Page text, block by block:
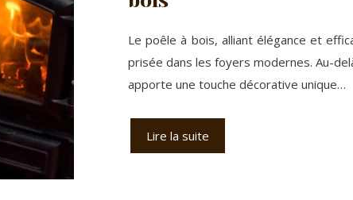
Le poêle à bois, alliant élégance et
prisée dans les foyers modernes. Au-
apporte une touche décorative unique…
Lire la suite